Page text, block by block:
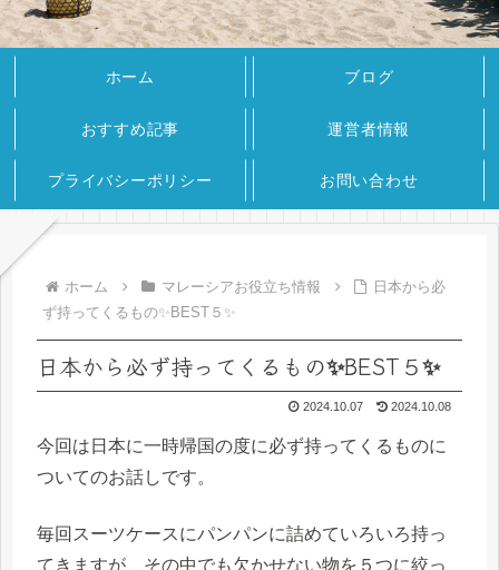
ホーム ブログ
おすすめ記事 運営者情報
プライバシーポリシー お問い合わせ
ホーム マレーシアお役立ち情報
日本から必
ず持ってくるもの✨BEST５✨
日本から必ず持ってくるもの✨BEST５✨
2024.10.07 2024.10.08
今回は日本に一時帰国の度に必ず持ってくるものに
ついてのお話しです。
毎回スーツケースにパンパンに詰めていろいろ持っ
てきますが、その中でも欠かせない物を５つに絞っ